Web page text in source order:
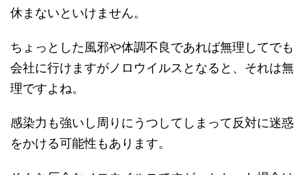
休まないといけません。
ちょっとした風邪や体調不良であれば無理してでも
会社に行けますがノロウイルスとなると、それは無
理ですよね。
感染力も強いし周りにうつしてしまって反対に迷惑
をかける可能性もあります。